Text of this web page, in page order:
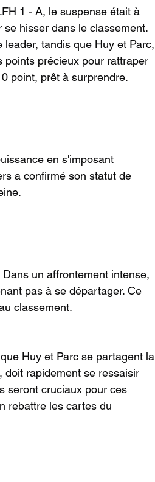
1 - A, le suspense était à
hisser dans le classement.
tandis que Huy et Parc,
points précieux pour rattraper
point, prêt à surprendre.
en s'imposant
a confirmé son statut de
un affrontement intense,
pas à se départager. Ce
classement.
Huy et Parc se partagent la
doit rapidement se ressaisir
seront cruciaux pour ces
rebattre les cartes du